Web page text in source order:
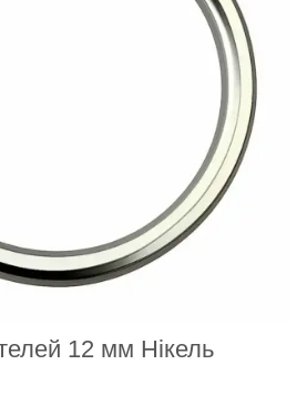
12 мм Нікель